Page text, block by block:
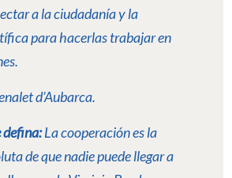
a la ciudadanía y la
para hacerlas trabajar en
d’Aubarca.
defina:La cooperación es la
de que nadie puede llegar a